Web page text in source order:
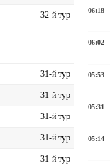
32-й тур
31-й тур
31-й тур
31-й тур
31-й тур
31-й тур
06:18
06:02
05:53
05:31
05:14